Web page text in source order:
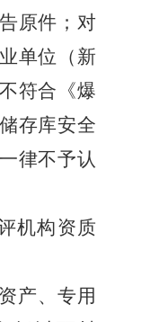
原件；对
单位（新
符合《爆
存库安全
律不予认
机构资质
产、专用